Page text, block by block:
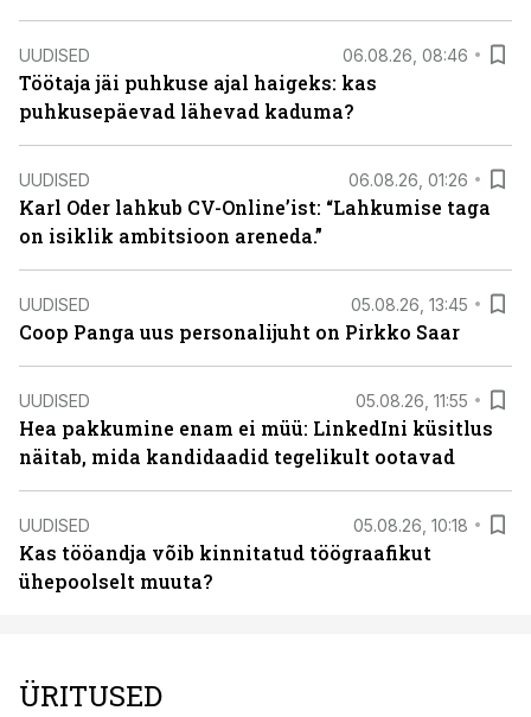
UUDISED 06.08.26, 08:46
Töötaja jäi puhkuse ajal haigeks: kas
puhkusepäevad lähevad kaduma?
UUDISED 06.08.26, 01:26
Karl Oder lahkub CV-Online’ist: “Lahkumise taga
on isiklik ambitsioon areneda.”
UUDISED 05.08.26, 13:45
Coop Panga uus personalijuht on Pirkko Saar
UUDISED 05.08.26, 11:55
Hea pakkumine enam ei müü: LinkedIni küsitlus
näitab, mida kandidaadid tegelikult ootavad
UUDISED 05.08.26, 10:18
Kas tööandja võib kinnitatud töögraafikut
ühepoolselt muuta?
ÜRITUSED